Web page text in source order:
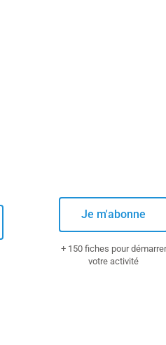
Je m'abonne
+ 150 fiches pour démarrer
votre activité